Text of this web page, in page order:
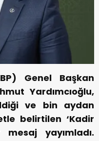
Genel Başkan
Yardımcıoğlu,
ve bin aydan
belirtilen ‘Kadir
mesaj yayımladı.